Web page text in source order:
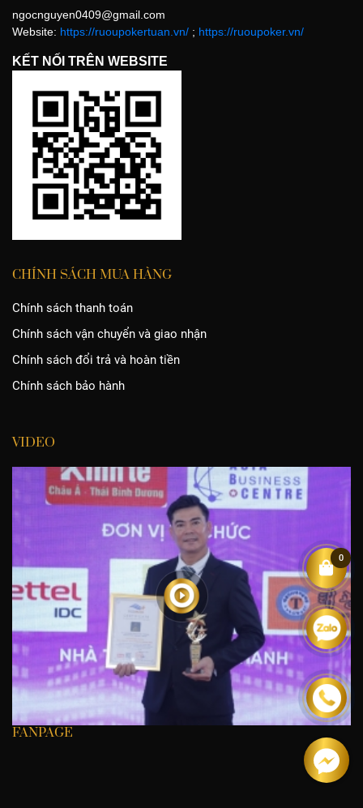
ngocnguyen0409@gmail.com
Website: https://ruoupokertuan.vn/ ; https://ruoupoker.vn/
KẾT NỐI TRÊN WEBSITE
CHÍNH SÁCH MUA HÀNG
Chính sách thanh toán
Chính sách vận chuyển và giao nhận
Chính sách đổi trả và hoàn tiền
Chính sách bảo hành
VIDEO
FANPAGE
0